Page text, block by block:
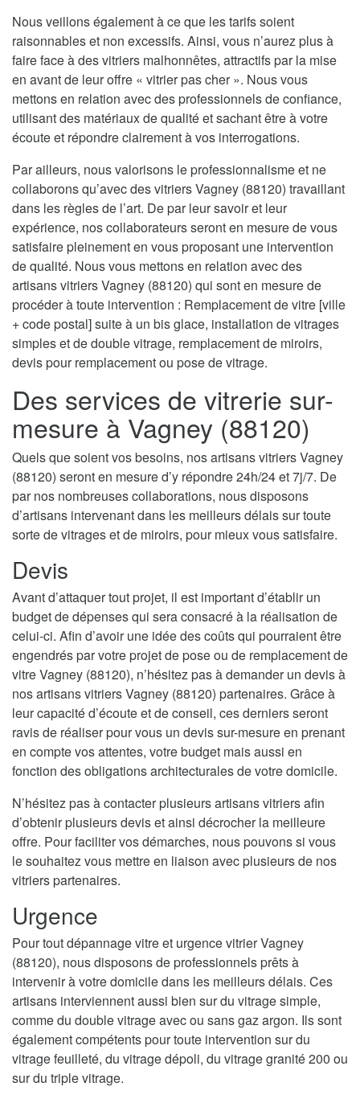
Nous veillons également à ce que les tarifs soient
raisonnables et non excessifs. Ainsi, vous n’aurez plus à
faire face à des vitriers malhonnêtes, attractifs par la mise
en avant de leur offre « vitrier pas cher ». Nous vous
mettons en relation avec des professionnels de confiance,
utilisant des matériaux de qualité et sachant être à votre
écoute et répondre clairement à vos interrogations.
Par ailleurs, nous valorisons le professionnalisme et ne
collaborons qu’avec des vitriers Vagney (88120) travaillant
dans les règles de l’art. De par leur savoir et leur
expérience, nos collaborateurs seront en mesure de vous
satisfaire pleinement en vous proposant une intervention
de qualité. Nous vous mettons en relation avec des
artisans vitriers Vagney (88120) qui sont en mesure de
procéder à toute intervention : Remplacement de vitre [ville
+ code postal] suite à un bis glace, installation de vitrages
simples et de double vitrage, remplacement de miroirs,
devis pour remplacement ou pose de vitrage.
Des services de vitrerie sur-
mesure à Vagney (88120)
Quels que soient vos besoins, nos artisans vitriers Vagney
(88120) seront en mesure d’y répondre 24h/24 et 7j/7. De
par nos nombreuses collaborations, nous disposons
d’artisans intervenant dans les meilleurs délais sur toute
sorte de vitrages et de miroirs, pour mieux vous satisfaire.
Devis
Avant d’attaquer tout projet, il est important d’établir un
budget de dépenses qui sera consacré à la réalisation de
celui-ci. Afin d’avoir une idée des coûts qui pourraient être
engendrés par votre projet de pose ou de remplacement de
vitre Vagney (88120), n’hésitez pas à demander un devis à
nos artisans vitriers Vagney (88120) partenaires. Grâce à
leur capacité d’écoute et de conseil, ces derniers seront
ravis de réaliser pour vous un devis sur-mesure en prenant
en compte vos attentes, votre budget mais aussi en
fonction des obligations architecturales de votre domicile.
N’hésitez pas à contacter plusieurs artisans vitriers afin
d’obtenir plusieurs devis et ainsi décrocher la meilleure
offre. Pour faciliter vos démarches, nous pouvons si vous
le souhaitez vous mettre en liaison avec plusieurs de nos
vitriers partenaires.
Urgence
Pour tout dépannage vitre et urgence vitrier Vagney
(88120), nous disposons de professionnels prêts à
intervenir à votre domicile dans les meilleurs délais. Ces
artisans interviennent aussi bien sur du vitrage simple,
comme du double vitrage avec ou sans gaz argon. Ils sont
également compétents pour toute intervention sur du
vitrage feuilleté, du vitrage dépoli, du vitrage granité 200 ou
sur du triple vitrage.